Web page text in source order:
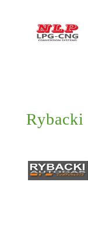
Rybacki